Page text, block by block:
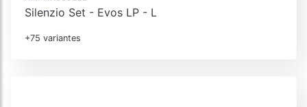
Silenzio Set - Evos LP - L
+75 variantes